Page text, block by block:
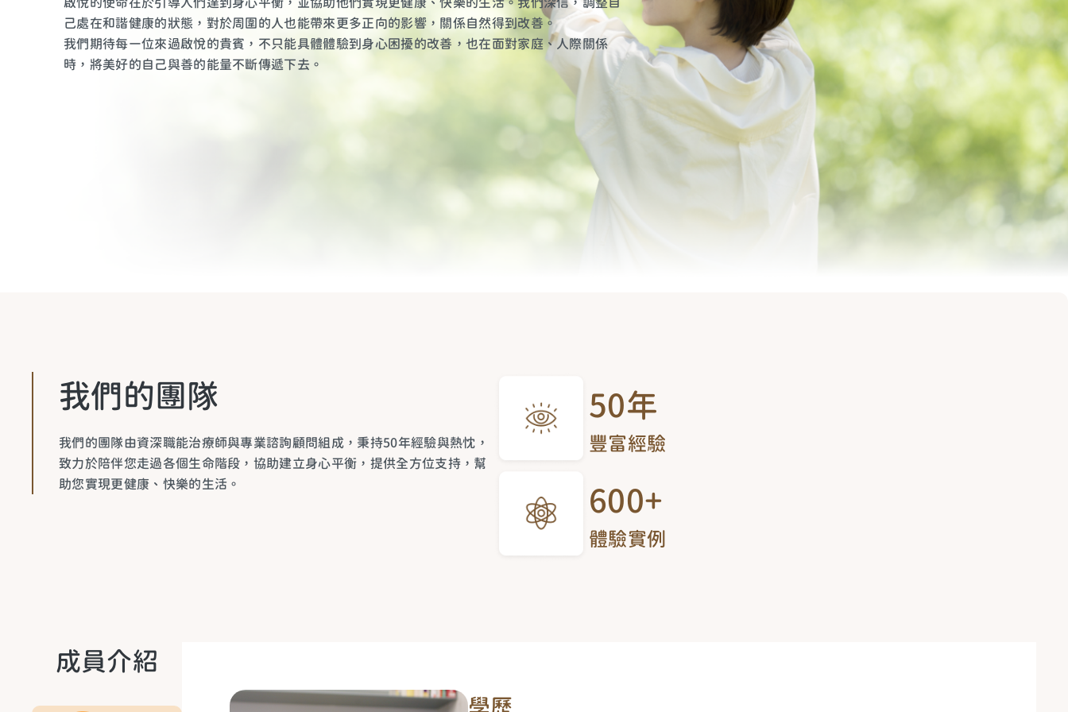
己處在和諧健康的狀態，對於周圍的人也能帶來更多正向的影響，關係自然得到改善。
我們期待每㇐位來過啟悅的貴賓，不只能具體體驗到身心困擾的改善，也在面對家庭、人際關係
時，將美好的自己與善的能量不斷傳遞下去。
我們 的 團 隊
我們的團隊由資深職能治療師與專業諮詢顧問組成，秉持50年經驗與熱忱，
致力於陪伴您走過各個生命階段，協助建立身心平衡，提供全方位支持，幫
助您實現更健康、快樂的生活。
50年
豐富經驗
600+
體驗實例
成員介紹
學歷